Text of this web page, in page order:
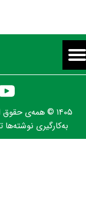
۱۴۰۵ © همه‌ی
به‌کارگیری نوشته‌ها